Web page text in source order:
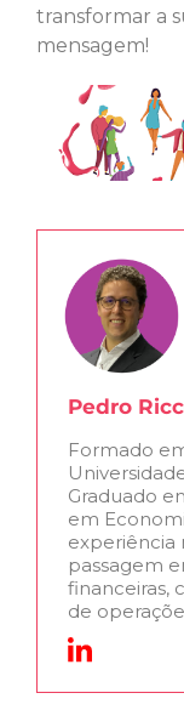
transformar a
mensagem!
Pedro
Formado
Graduado
em
experiência
passagem
financeiras,
de